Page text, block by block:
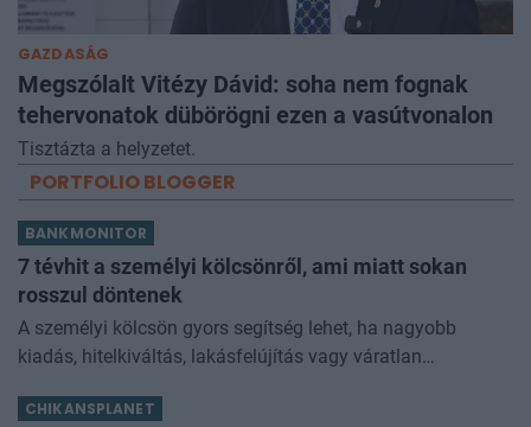
GAZDASÁG
Megszólalt Vitézy Dávid: soha nem fognak
tehervonatok dübörögni ezen a vasútvonalon
Tisztázta a helyzetet.
PORTFOLIO BLOGGER
BANKMONITOR
7 tévhit a személyi kölcsönről, ami miatt sokan
rosszul döntenek
A személyi kölcsön gyors segítség lehet, ha nagyobb
kiadás, hitelkiváltás, lakásfelújítás vagy váratlan
mindig tévhitek alapján dön
CHIKANSPLANET